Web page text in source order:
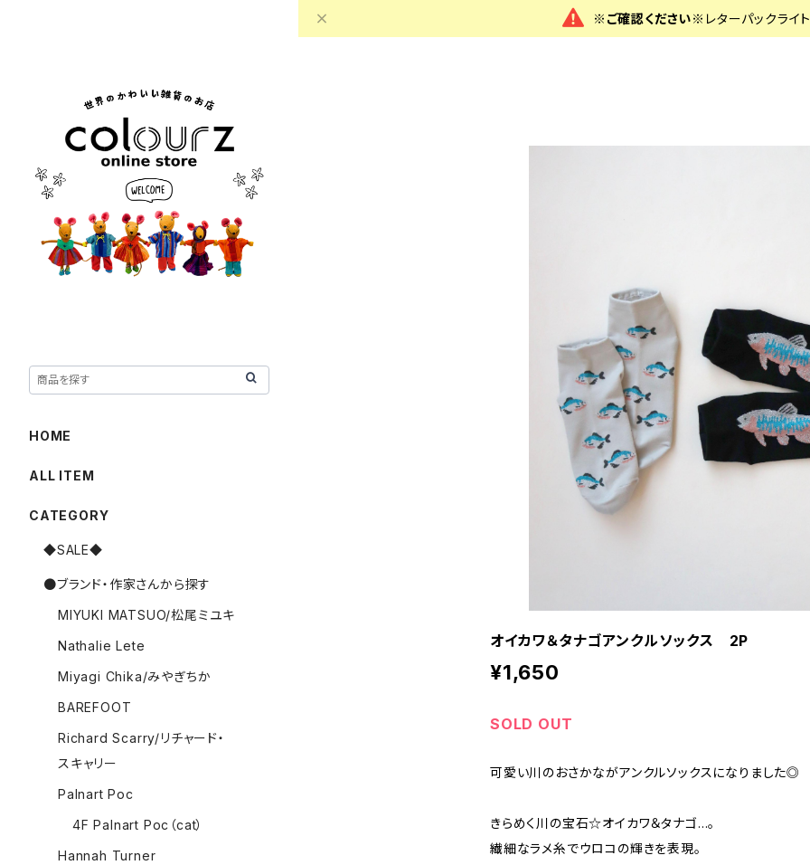
※ご確認ください※ レターパックライ
オイカワ＆タナゴアンクルソックス 2P
¥1,650
SOLD OUT
可愛い川のおさかながアンクルソックスになりました◎
きらめく川の宝石☆オイカワ＆タナゴ…。
繊細なラメ糸でウロコの輝きを表現。
HOME
ALL ITEM
CATEGORY
◆SALE◆
●ブランド・作家さんから探す
MIYUKI MATSUO/松尾ミユキ
Nathalie Lete
Miyagi Chika/みやぎちか
BAREFOOT
Richard Scarry/リチャード・
スキャリー
Palnart Poc
4F Palnart Poc（cat）
Hannah Turner